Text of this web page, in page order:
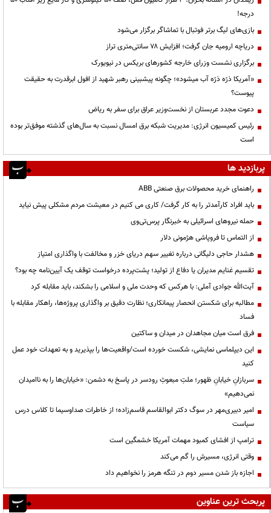
درجه!
بازی‌های لیگ برتر فوتبال با تماشاگر برگزار می‌شود
دریاچه ارومیه جان گرفت؛ افزایش ۷۸ سانتی‌متری تراز
برگزاری نشست وزرای خارجه کشورهای بریکس در نیویورک
«آمریکا ذرّه ذرّه آب میشود»؛ چگونه پیشبینی رهبر شهید از افول ابرقدرت به حقیقت
پیوست؟
دعوت مجدد عربستان از نخست‌وزیر عراق برای سفر به ریاض
رئیس کمیسیون انرژی: مدیریت شبکه برق امسال نسبت به سال‌های گذشته موفق‌تر بوده
است
پربازدید ها
راهنمای خرید محصولات برق صنعتی ABB
باید افراد کارآمدتر را به کار گرفت/ کاری می کنیم در معیشت مردم مشکلی پیش نیاید
حمله نیروهای اسرائیلی به خبرنگار پرس‌تی‌وی
از التماس تا فروپاشی هژمونی دلار
هشدار حاجی دلیگانی درباره تغییر سهم دریای خزر و مخالفت با واگذاری امتیاز
تقسیم غنایم مدیران یا دفاع از تولید؛ پشت‌پرده درخواست توقف یک آیین‌نامه چه بود؟
آیت‌الله جوادی آملی: با هرکس که وحدت ملی و اسلامی را بشکند، باید مقابله کرد
مطالبه برای شکستن انحصار پیمانکاری؛ نظارت دقیق بر واگذاری پروژه‌ها، راهکار مقابله با
فساد
فرق است میان مجاهدان در میدان و ساکتین
این دیپلماسی نمایشی، شکست خورده است/واقعیت‌ها را بپذیرید و به تعهدات خود عمل
کنید
سربازانِ خیابانِ ظهور؛ ملتِ مبعوثِ رودسر در پاسخ به دشمن: «خیابان‌ها را به ناامیدان
نمی‌دهیم»
امیر دبیری‌مهر در سوگ دکتر ابوالقاسم قاسم‌زاده؛ از خاطرات صداوسیما تا کلاس درس
سیاست
ترامپ از افشای کمبود مهمات آمریکا خشمگین است
وقتی انرژی، مسیرش را گم می‌کند
اجازه باز شدن مسیر دوم در تنگه هرمز را نخواهیم داد
پربحث ترین عناوین